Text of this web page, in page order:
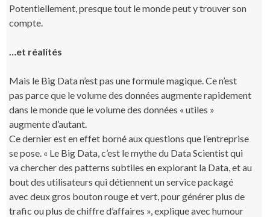
Potentiellement, presque tout le monde peut y trouver son
compte.
…et réalités
Mais le Big Data n’est pas une formule magique. Ce n’est
pas parce que le volume des données augmente rapidement
dans le monde que le volume des données « utiles »
augmente d’autant.
Ce dernier est en effet borné aux questions que l’entreprise
se pose. « Le Big Data, c’est le mythe du Data Scientist qui
va chercher des patterns subtiles en explorant la Data, et au
bout des utilisateurs qui détiennent un service packagé
avec deux gros bouton rouge et vert, pour générer plus de
trafic ou plus de chiffre d’affaires », explique avec humour